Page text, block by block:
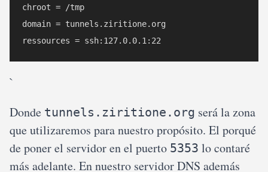
chroot = /tmp
domain = tunnels.ziritione.org
`
Donde tunnels.ziritione.org será la zona
que utilizaremos para nuestro propósito. El porqué
de poner el servidor en el puerto 5353 lo contaré
más adelante. En nuestro servidor DNS además